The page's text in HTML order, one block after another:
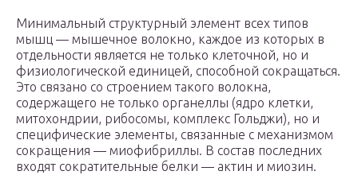
Минимальный структурный элемент всех типов
мышц — мышечное волокно, каждое из которых в
отдельности является не только клеточной, но и
физиологической единицей, способной сокращаться.
Это связано со строением такого волокна,
содержащего не только органеллы (ядро клетки,
митохондрии, рибосомы, комплекс Гольджи), но и
специфические элементы, связанные с механизмом
сокращения — миофибриллы. В состав последних
входят сократительные белки — актин и миозин.